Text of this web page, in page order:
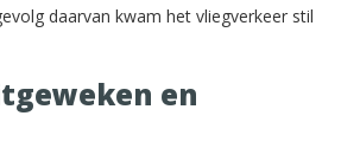
daarvan kwam het vliegverkeer stil
en